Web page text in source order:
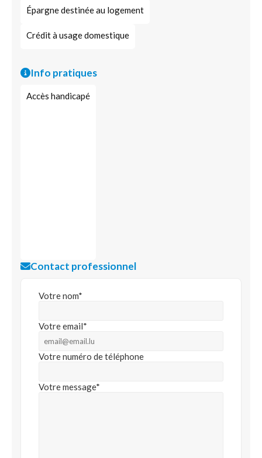
Épargne destinée au logement
Crédit à usage domestique
Info pratiques
Accès handicapé
Contact professionnel
Votre nom*
Votre email*
Votre numéro de téléphone
Votre message*